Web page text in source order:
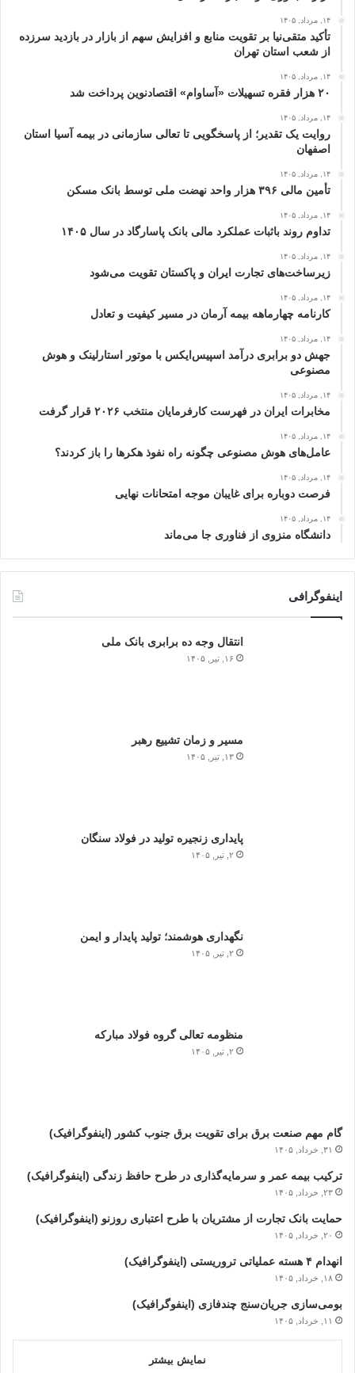
۱۴, مرداد, ۱۴۰۵
تأکید متقی‌نیا بر تقویت منابع و افزایش سهم از بازار در بازدید سرزده
از شعب استان تهران
۱۴, مرداد, ۱۴۰۵
۲۰ هزار فقره تسهیلات «آساوام» اقتصادنوین پرداخت شد
۱۴, مرداد, ۱۴۰۵
روایت یک تقدیر؛ از پاسخگویی تا تعالی سازمانی در بیمه آسیا استان
اصفهان
۱۴, مرداد, ۱۴۰۵
تأمین مالی ۳۹۶ هزار واحد نهضت ملی توسط بانک مسکن
۱۴, مرداد, ۱۴۰۵
تداوم روند باثبات عملکرد مالی بانک پاسارگاد در سال ۱۴۰۵
۱۴, مرداد, ۱۴۰۵
زیرساخت‌های تجارت ایران و پاکستان تقویت می‌شود
۱۴, مرداد, ۱۴۰۵
کارنامه چهارماهه بیمه آرمان در مسیر کیفیت و تعادل
۱۴, مرداد, ۱۴۰۵
جهش دو برابری درآمد اسپیس‌ایکس با موتور استارلینک و هوش
مصنوعی
۱۴, مرداد, ۱۴۰۵
مخابرات ایران در فهرست کارفرمایان منتخب ۲۰۲۶ قرار گرفت
۱۴, مرداد, ۱۴۰۵
عامل‌های هوش مصنوعی چگونه راه نفوذ هکرها را باز کردند؟
۱۴, مرداد, ۱۴۰۵
فرصت دوباره برای غایبان موجه امتحانات نهایی
۱۴, مرداد, ۱۴۰۵
دانشگاه منزوی از فناوری جا می‌ماند
اینفوگرافی
انتقال وجه ده برابری بانک ملی
۱۶, تیر, ۱۴۰۵
مسیر و زمان تشییع رهبر
۱۳, تیر, ۱۴۰۵
پایداری زنجیره تولید در فولاد سنگان
۲, تیر, ۱۴۰۵
نگهداری هوشمند؛ تولید پایدار و ایمن
۲, تیر, ۱۴۰۵
منظومه تعالی گروه فولاد مبارکه
۲, تیر, ۱۴۰۵
گام مهم صنعت برق برای تقویت برق جنوب کشور (اینفوگرافیک)
۳۱, خرداد, ۱۴۰۵
ترکیب بیمه عمر و سرمایه‌گذاری در طرح حافظ زندگی (اینفوگرافیک)
۲۳, خرداد, ۱۴۰۵
حمایت بانک تجارت از مشتریان با طرح اعتباری روزنو (اینفوگرافیک)
۲۰, خرداد, ۱۴۰۵
انهدام ۴ هسته عملیاتی تروریستی (اینفوگرافیک)
۱۸, خرداد, ۱۴۰۵
بومی‌سازی جریان‌سنج چندفازی (اینفوگرافیک)
۱۱, خرداد, ۱۴۰۵
نمایش بیشتر